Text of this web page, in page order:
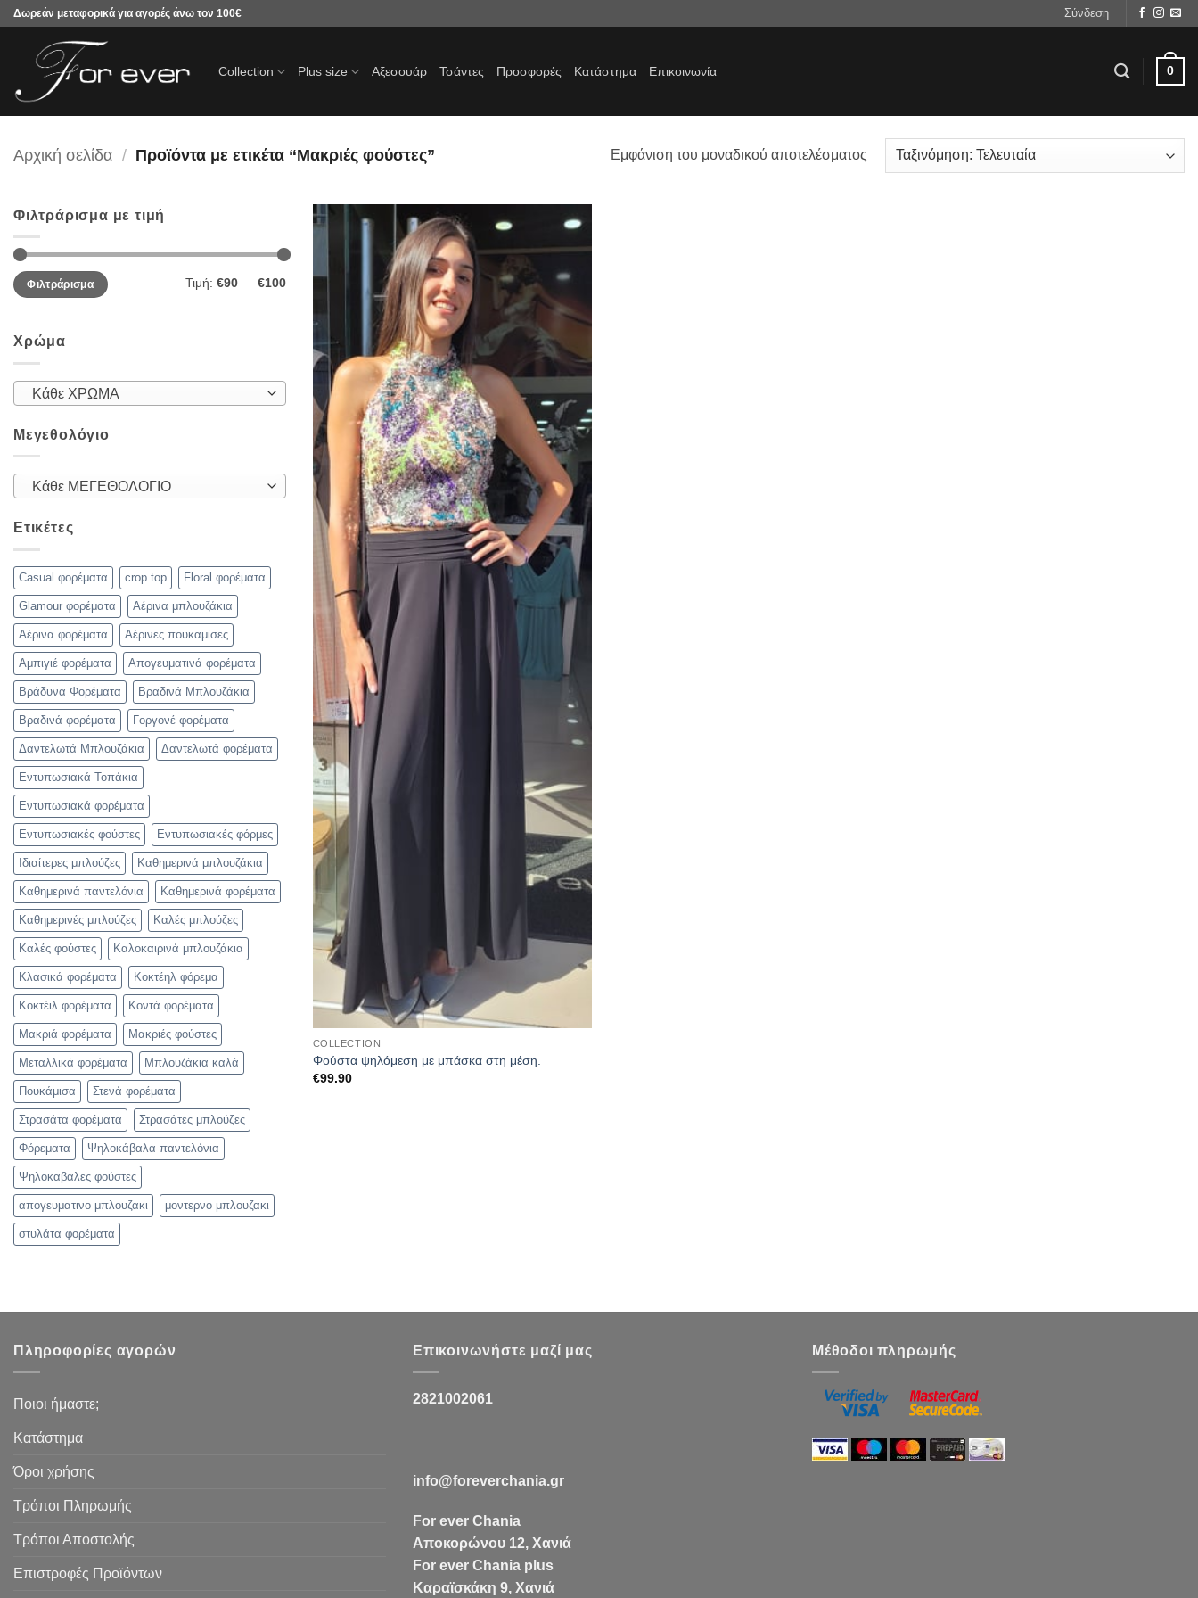
Μετάβαση
περιεχόμενο
Δωρεάν μεταφορικά για αγορές άνω τον 100€ Σύνδεση
Collection Plus size Αξεσουάρ Τσάντες Προσφορές Κατάστημα Επικοινωνία 0
Αρχική σελίδα / Προϊόντα με ετικέτα “Μακριές φούστες” Εμφάνιση του μοναδικού αποτελέσματος
Φιλτράρισμα με τιμή
Ελάχιστη
τιμή
Μέγιστη
τιμήΦιλτράρισμα Τιμή: €90 — €100
Χρώμα
Κάθε ΧΡΩΜΑ
Μεγεθολόγιο
Κάθε ΜΕΓΕΘΟΛΟΓΙΟ
Ετικέτες
Casual φορέματα crop top Floral φορέματα
Glamour φορέματα Αέρινα μπλουζάκια
Αέρινα φορέματα Αέρινες πουκαμίσες
Αμπιγιέ φορέματα Απογευματινά φορέματα
Βράδυνα Φορέματα Βραδινά Μπλουζάκια
Βραδινά φορέματα Γοργονέ φορέματα
Δαντελωτά Μπλουζάκια Δαντελωτά φορέματα
Εντυπωσιακά Τοπάκια
Εντυπωσιακά φορέματα
Εντυπωσιακές φούστες Εντυπωσιακές φόρμες
Ιδιαίτερες μπλούζες Καθημερινά μπλουζάκια
Καθημερινά παντελόνια Καθημερινά φορέματα
Καθημερινές μπλούζες Καλές μπλούζες
Καλές φούστες Καλοκαιρινά μπλουζάκια
Κλασικά φορέματα Κοκτέηλ φόρεμα
Κοκτέιλ φορέματα Κοντά φορέματα
Μακριά φορέματα Μακριές φούστες
Μεταλλικά φορέματα Μπλουζάκια καλά
Πουκάμισα Στενά φορέματα
Στρασάτα φορέματα Στρασάτες μπλούζες
Φόρεματα Ψηλοκάβαλα παντελόνια
Ψηλοκαβαλες φούστες
απογευματινο μπλουζακι μοντερνο μπλουζακι
στυλάτα φορέματα
Προσθήκη
αγαπημένα
COLLECTION
Φούστα ψηλόμεση με μπάσκα στη μέση.
€99.90
Πληροφορίες αγορών
Ποιοι ήμαστε;
Κατάστημα
Όροι χρήσης
Τρόποι Πληρωμής
Τρόποι Αποστολής
Επιστροφές Προϊόντων
Επικοινωνήστε μαζί μας
2821002061
info@foreverchania.gr
For ever Chania
Αποκορώνου 12, Χανιά
For ever Chania plus
Καραϊσκάκη 9, Χανιά
Μέθοδοι πληρωμής